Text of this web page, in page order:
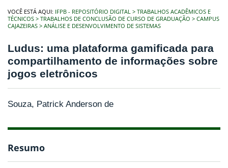
VOCÊ ESTÁ AQUI: IFPB - REPOSITÓRIO DIGITAL
TRABALHOS ACADÊMICOS E
TÉCNICOS
TRABALHOS DE CONCLUSÃO DE CURSO DE GRADUAÇÃO
CAMPUS
CAJAZEIRAS
ANÁLISE E DESENVOLVIMENTO DE SISTEMAS
Ludus: uma plataforma gamificada para
compartilhamento de informações sobre
jogos eletrônicos
Souza, Patrick Anderson de
Resumo